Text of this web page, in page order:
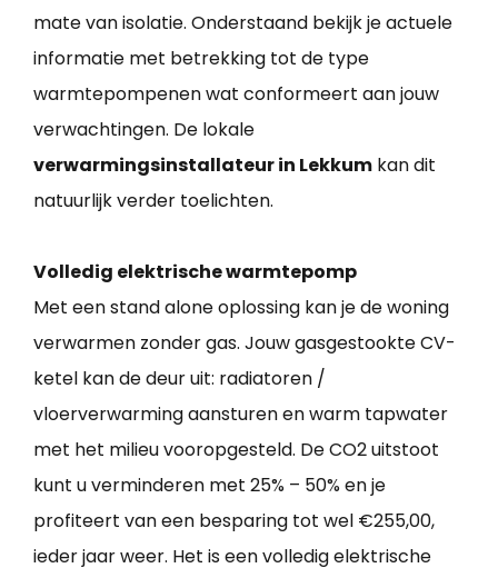
mate van isolatie. Onderstaand bekijk je actuele
informatie met betrekking tot de type
warmtepompenen wat conformeert aan jouw
verwachtingen. De lokale
verwarmingsinstallateur in Lekkum kan dit
natuurlijk verder toelichten.
Volledig elektrische warmtepomp
Met een stand alone oplossing kan je de woning
verwarmen zonder gas. Jouw gasgestookte CV-
ketel kan de deur uit: radiatoren /
vloerverwarming aansturen en warm tapwater
met het milieu vooropgesteld. De CO2 uitstoot
kunt u verminderen met 25% – 50% en je
profiteert van een besparing tot wel €255,00,
ieder jaar weer. Het is een volledig elektrische